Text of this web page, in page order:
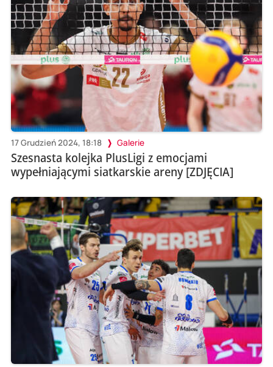
17 Grudzień 2024, 18:18 Galerie
Szesnasta kolejka PlusLigi z emocjami
wypełniającymi siatkarskie areny [ZDJĘCIA]